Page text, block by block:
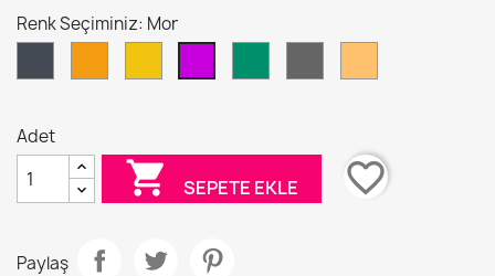
Renk Seçiminiz: Mor
Yeşili
Gri
Kahve
Adet
 SEPETE EKLE favorite_border
Paylaş